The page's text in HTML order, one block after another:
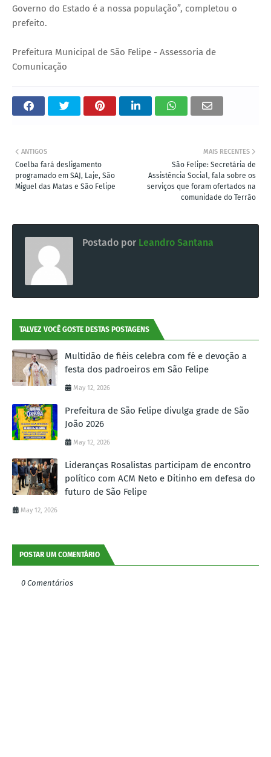
Governo do Estado é a nossa população”, completou o
prefeito.
Prefeitura Municipal de São Felipe - Assessoria de
Comunicação
MAIS RECENTES
São Felipe: Secretária de
Assistência Social, fala sobre os
serviços que foram ofertados na
comunidade do Terrão
ANTIGOS
Coelba fará desligamento
programado em SAJ, Laje, São
Miguel das Matas e São Felipe
Postado por Leandro Santana
TALVEZ VOCÊ GOSTE DESTAS POSTAGENS
Multidão de fiéis celebra com fé e devoção a
festa dos padroeiros em São Felipe
May 12, 2026
Prefeitura de São Felipe divulga grade de São
João 2026
May 12, 2026
Lideranças Rosalistas participam de encontro
político com ACM Neto e Ditinho em defesa do
futuro de São Felipe
May 12, 2026
POSTAR UM COMENTÁRIO
0 Comentários